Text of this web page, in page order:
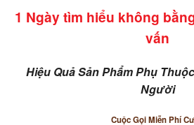
1 Ngày tìm hiểu không
vấn
Hiệu Quả Sản Phẩm Phụ
Người
Cuộc Gọi Miễn Phí